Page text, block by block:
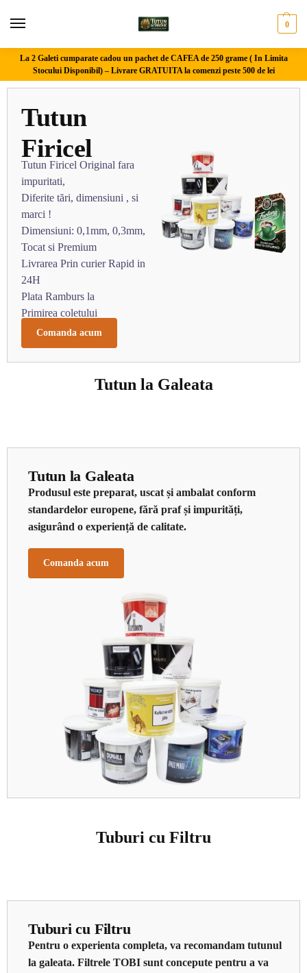
0
La 2 Galeti cumparate cadou un pachet de CAFEA de 250 grame ( In Limita
Stocului Disponibil) – Livrare GRATUITA la comenzi peste 500 de lei
Tutun
Firicel
Tutun Firicel Original fara
impuritati,
Diferite tări, dimensiuni , si
marci !
Dimensiuni: 0,1mm, 0,3mm,
Tocat si Premium
Livrarea Prin curier Rapid in
24H
Plata Ramburs la
Primirea coletului
Comanda acum
Tutun la Galeata
Tutun la Galeata
Produsul este preparat, uscat și ambalat conform
standardelor europene, fără praf și impurități,
asigurând o experiență de calitate.
Comanda acum
Tuburi cu Filtru
Tuburi cu Filtru
Pentru o experienta completa, va recomandam tutunul
la galeata. Filtrele TOBI sunt concepute pentru a va